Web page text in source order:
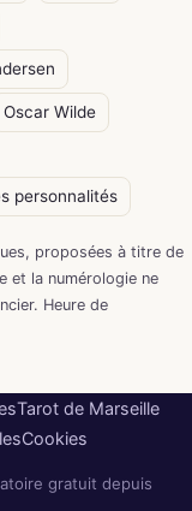
Oscar Wilde
personnalités
proposées à titre de
et la numérologie ne
Heure de
Tarot de Marseille
Cookies
gratuit depuis